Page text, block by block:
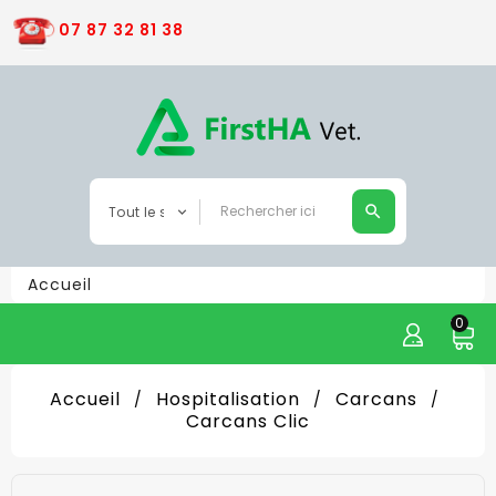
07 87 32 81 38
Accueil
0
Accueil Hospitalisation
Carcans
Carcans Clic